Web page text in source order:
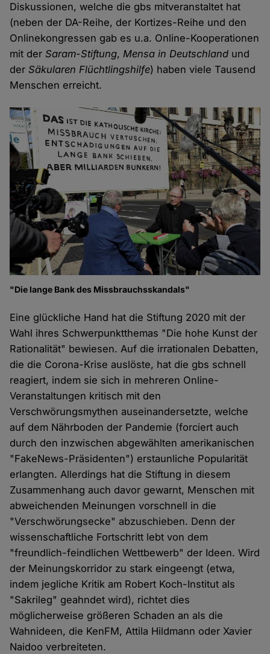
Diskussionen, welche die gbs mitveranstaltet hat
(neben der DA-Reihe, der Kortizes-Reihe und den
Onlinekongressen gab es u.a. Online-Kooperationen
mit derSaram-Stiftung,Mensa in Deutschland und
derSäkularen Flüchtlingshilfe) haben viele Tausend
Menschen erreicht.
"Die lange Bank des Missbrauchsskandals"
Eine glückliche Hand hat die Stiftung 2020 mit der
Wahl ihres Schwerpunktthemas "Die hohe Kunst der
Rationalität" bewiesen. Auf die irrationalen Debatten,
die die Corona-Krise auslöste, hat die gbs schnell
reagiert, indem sie sich in mehreren Online-
Veranstaltungen kritisch mit den
Verschwörungsmythen auseinandersetzte, welche
auf dem Nährboden der Pandemie (forciert auch
durch den inzwischen abgewählten amerikanischen
"FakeNews-Präsidenten") erstaunliche Popularität
erlangten. Allerdings hat die Stiftung in diesem
Zusammenhang auch davor gewarnt, Menschen mit
abweichenden Meinungen vorschnell in die
"Verschwörungsecke" abzuschieben. Denn der
wissenschaftliche Fortschritt lebt von dem
"freundlich-feindlichen Wettbewerb" der Ideen. Wird
der Meinungskorridor zu stark eingeengt (etwa,
indem jegliche Kritik am Robert Koch-Institut als
"Sakrileg" geahndet wird), richtet dies
möglicherweise größeren Schaden an als die
Wahnideen, die KenFM, Attila Hildmann oder Xavier
Naidoo verbreiteten.